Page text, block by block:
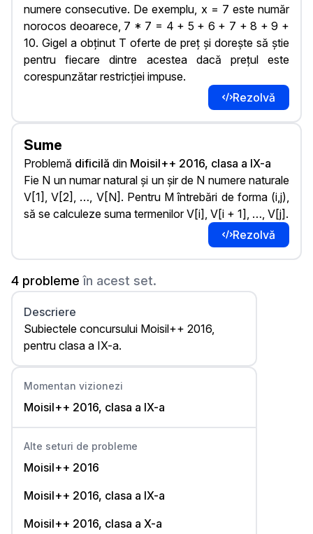
numere consecutive. De exemplu, x = 7 este număr
norocos deoarece, 7 * 7 = 4 + 5 + 6 + 7 + 8 + 9 +
10. Gigel a obţinut T oferte de preț și dorește să știe
pentru fiecare dintre acestea dacă prețul este
corespunzătar restricției impuse.
Rezolvă
Sume
Problemă dificilă din Moisil++ 2016, clasa a IX-a
Fie N un numar natural și un șir de N numere naturale
V[1], V[2], …, V[N]. Pentru M întrebări de forma (i,j),
să se calculeze suma termenilor V[i], V[i + 1], …, V[j].
Rezolvă
4 problemeîn acest set.
Descriere
Subiectele concursului Moisil++ 2016,
pentru clasa a IX-a.
Momentan vizionezi
Moisil++ 2016, clasa a IX-a
Alte seturi de probleme
Moisil++ 2016
Moisil++ 2016, clasa a IX-a
Moisil++ 2016, clasa a X-a